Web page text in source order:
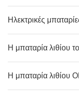
Ηλεκτρικές
Η μπαταρία λιθίου
Η μπαταρία λιθίου